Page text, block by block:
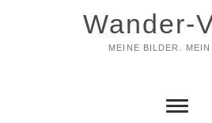
Wander-
MEINE BILDER. MEIN